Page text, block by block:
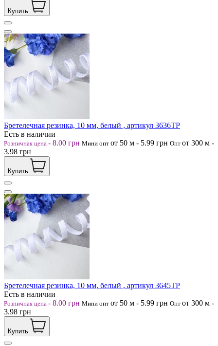
Купить
Бретелечная резинка, 10 мм, белый , артикул 3636ТР
Есть в наличии
Розничная цена - 8.00 грн Мини опт от 50 м - 5.99 грн Опт от 300 м -
3.98 грн
Купить
Бретелечная резинка, 10 мм, белый , артикул 3645ТР
Есть в наличии
Розничная цена - 8.00 грн Мини опт от 50 м - 5.99 грн Опт от 300 м -
3.98 грн
Купить